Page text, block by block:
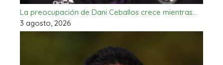
La preocupación de Dani Ceballos crece mientras…
3 agosto, 2026